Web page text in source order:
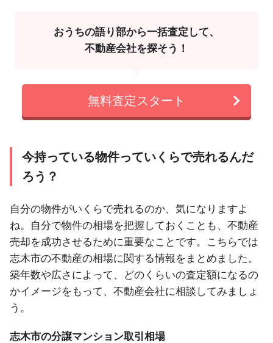
おうちの語り部から一括査定して、
不動産会社を探そう！
無料査定スタート
今持っている物件っていくらで売れるんだ
ろう？
自分の物件がいくらで売れるのか、気になりますよ
ね。自分で物件の相場を把握しておくことも、不動産
売却を成功させるために重要なことです。こちらでは
志木市の不動産の相場に関する情報をまとめました。
築年数や広さによって、どのくらいの査定額になるの
かイメージをもって、不動産会社に相談してみましょ
う。
志木市の分譲マンション取引相場